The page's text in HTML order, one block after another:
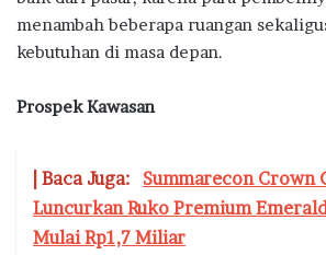
menambah beberapa ruangan
kebutuhan di masa depan.
Prospek Kawasan
| Baca Juga:
Summarecon Crown
Luncurkan Ruko Premium
Mulai Rp1,7 Miliar